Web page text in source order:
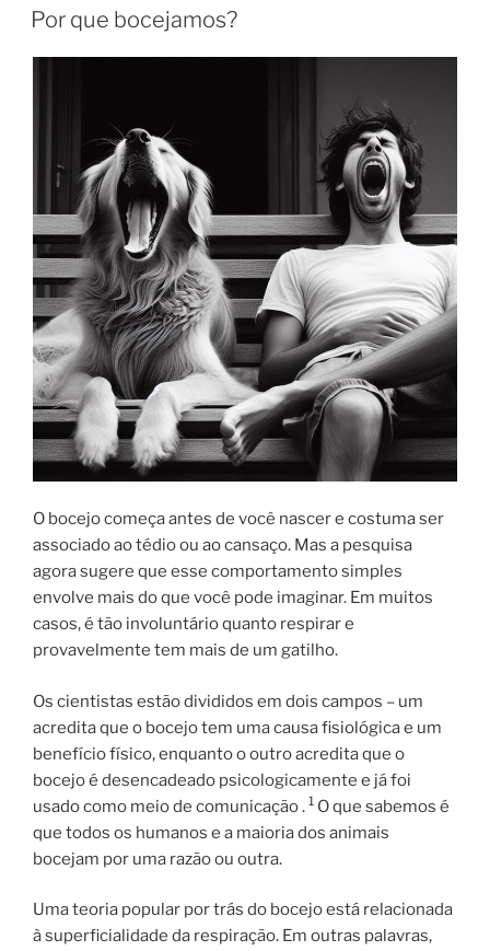
EM
Por que bocejamos?
O bocejo começa antes de você nascer e costuma ser
associado ao tédio ou ao cansaço. Mas a pesquisa
agora sugere que esse comportamento simples
envolve mais do que você pode imaginar. Em muitos
casos, é tão involuntário quanto respirar e
provavelmente tem mais de um gatilho.
Os cientistas estão divididos em dois campos – um
acredita que o bocejo tem uma causa fisiológica e um
benefício físico, enquanto o outro acredita que o
bocejo é desencadeado psicologicamente e já foi
usado como meio de comunicação . 1 O que sabemos é
que todos os humanos e a maioria dos animais
bocejam por uma razão ou outra.
Uma teoria popular por trás do bocejo está relacionada
à superficialidade da respiração. Em outras palavras,